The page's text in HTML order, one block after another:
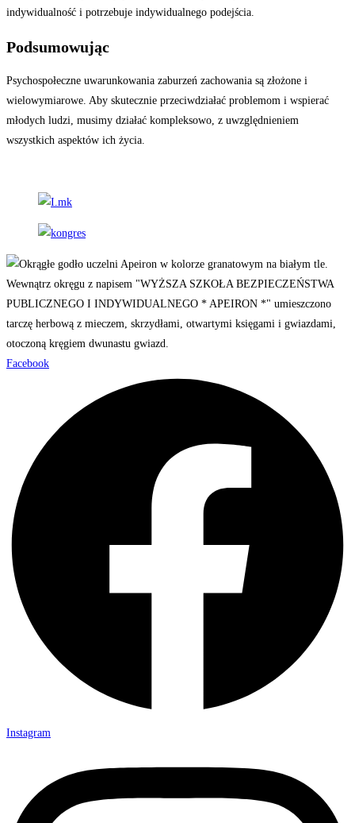
indywidualność i potrzebuje indywidualnego podejścia.
Podsumowując
Psychospołeczne uwarunkowania zaburzeń zachowania są złożone i
wielowymiarowe. Aby skutecznie przeciwdziałać problemom i wspierać
młodych ludzi, musimy działać kompleksowo, z uwzględnieniem
wszystkich aspektów ich życia.
Facebook
Instagram